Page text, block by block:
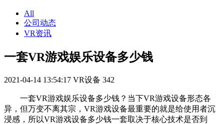
All
公司动态
VR资讯
一套VR游戏娱乐设备多少钱
2021-04-14 13:54:17 VR设备 342
一套VR游戏娱乐设备多少钱？当下VR游戏设备形态各
异，但万变不离其宗，VR游戏设备最重要的就是给使用者沉
浸感，所以VR游戏设备多少钱一套取决于核心技术是否到